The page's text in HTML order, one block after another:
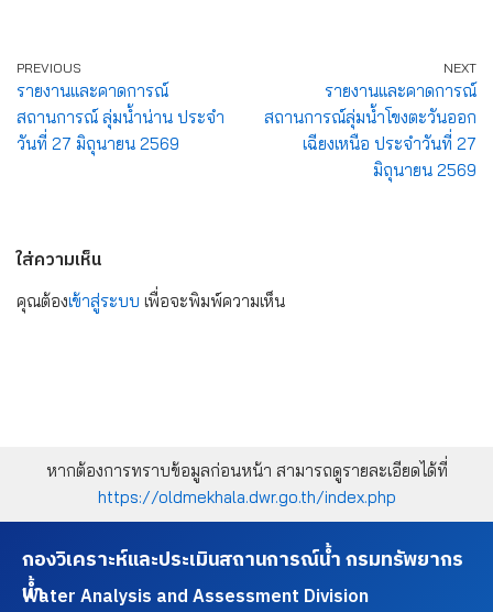
PREVIOUS
รายงานและคาดการณ์
สถานการณ์ ลุ่มน้ำน่าน ประจำ
วันที่ 27 มิถุนายน 2569
NEXT
รายงานและคาดการณ์
สถานการณ์ลุ่มน้ำโขงตะวันออก
เฉียงเหนือ ประจำวันที่ 27
มิถุนายน 2569
ใส่ความเห็น
คุณต้องเข้าสู่ระบบ เพื่อจะพิมพ์ความเห็น
หากต้องการทราบข้อมูลก่อนหน้า สามารถดูรายละเอียดได้ที่
https://oldmekhala.dwr.go.th/index.php
กองวิเคราะห์และประเมินสถานการณ์น้ำ กรมทรัพยากร
น้ำ
Water Analysis and Assessment Division